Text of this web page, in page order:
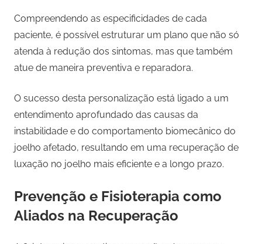
Compreendendo as especificidades de cada
paciente, é possível estruturar um plano que não só
atenda à redução dos sintomas, mas que também
atue de maneira preventiva e reparadora.
O sucesso desta personalização está ligado a um
entendimento aprofundado das causas da
instabilidade e do comportamento biomecânico do
joelho afetado, resultando em uma recuperação de
luxação no joelho mais eficiente e a longo prazo.
Prevenção e Fisioterapia como
Aliados na Recuperação